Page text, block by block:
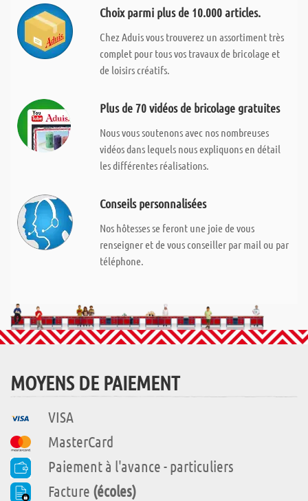
Choix parmi plus de 10.000 articles.
Chez Aduis vous trouverez un assortiment très
complet pour tous vos travaux de bricolage et
de loisirs créatifs.
Plus de 70 vidéos de bricolage gratuites
Nous vous soutenons avec nos nombreuses
vidéos dans lequels nous expliquons en détail
les différentes réalisations.
Conseils personnalisées
Nos hôtesses se feront une joie de vous
renseigner et de vous conseiller par mail ou par
téléphone.
MOYENS DE PAIEMENT
VISA
MasterCard
Paiement à l'avance - particuliers
Facture (écoles)